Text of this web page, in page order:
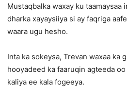
Mustaqbalka waxay ku taamaysaa
dharka xayaysiiya si ay faqriga
waara ugu hesho.
Inta ka sokeysa, Trevan waxaa ka
hooyadeed ka faaruqin agteeda
kaliya ee kala fogeeya.